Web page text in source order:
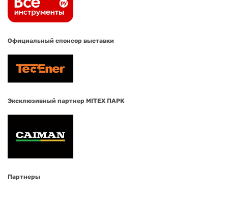
Официальный спонсор выставки
Эксклюзивный партнер MITEX ПАРК
Партнеры